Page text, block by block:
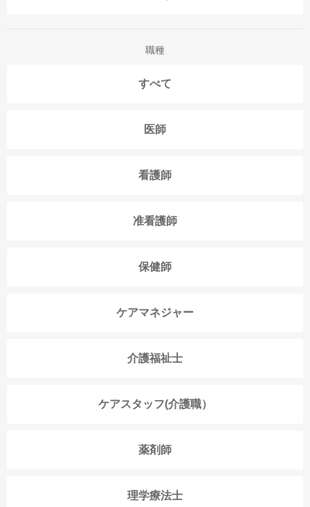
職種
すべて
医師
看護師
准看護師
保健師
ケアマネジャー
介護福祉士
ケアスタッフ(介護職）
薬剤師
理学療法士